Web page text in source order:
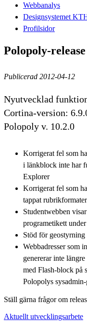
Webbanalys
Designsystemet
Profilsidor
Polopoly-
Publicerad 2012-04-12
Nyutvecklad
Cortina-version:
Polopoly v. 10.2.0
Korrigerat fel som
i länkblock inte har
Explorer
Korrigerat fel som
tappat
Studentwebben
programetikett
Stöd för
Webbadresser som
genererar inte
med Flash-block på
Polopolys
Ställ gärna frågor om
Aktuellt utvecklingsarbete